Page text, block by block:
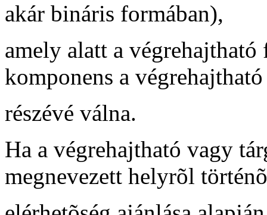
akár bináris formában),
amely alatt a
komponens a végrehajtható
részévé válna.
Ha a végrehajtható vagy
megnevezett helyrõl